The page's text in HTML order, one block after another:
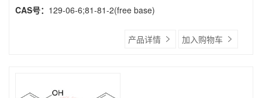
CAS号： 129-06-6;81-81-2(free base)
产品详情 加入购物车